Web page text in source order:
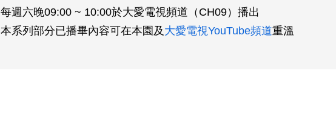
每週六晚09:00 ~ 10:00於大愛電視頻道（CH09）播出
本系列部分已播畢內容可在本園及 大愛電視YouTube頻道重溫